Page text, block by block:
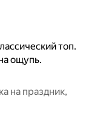
топ.
ощупь.
на праздник,